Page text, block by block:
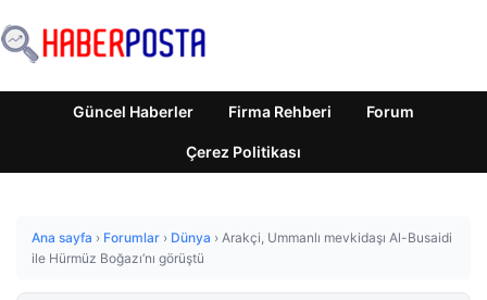
Güncel Haberler Firma Rehberi Forum
Çerez Politikası
Ana sayfa › Forumlar › Dünya › Arakçi, Ummanlı mevkidaşı Al-Busaidi
ile Hürmüz Boğazı’nı görüştü